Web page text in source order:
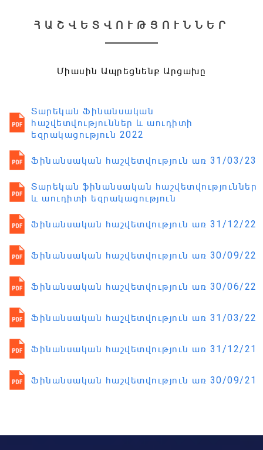
ՀԱՇՎԵՏՎՈՒԹՅՈՒՆՆԵՐ
Միասին Ապրեցնենք Արցախը
Տարեկան Ֆինանսական
հաշվետվություններ և աուդիտի
եզրակացություն 2022
Ֆինանսական հաշվետվություն առ 31/03/23
Տարեկան ֆինանսական հաշվետվություններ
և աուդիտի եզրակացություն
Ֆինանսական հաշվետվություն առ 31/12/22
Ֆինանսական հաշվետվություն առ 30/09/22
Ֆինանսական հաշվետվություն առ 30/06/22
Ֆինանսական հաշվետվություն առ 31/03/22
Ֆինանսական հաշվետվություն առ 31/12/21
Ֆինանսական հաշվետվություն առ 30/09/21